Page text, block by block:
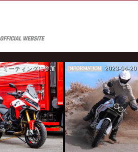
ーティングに参加 INFORMATION 2023-04-20